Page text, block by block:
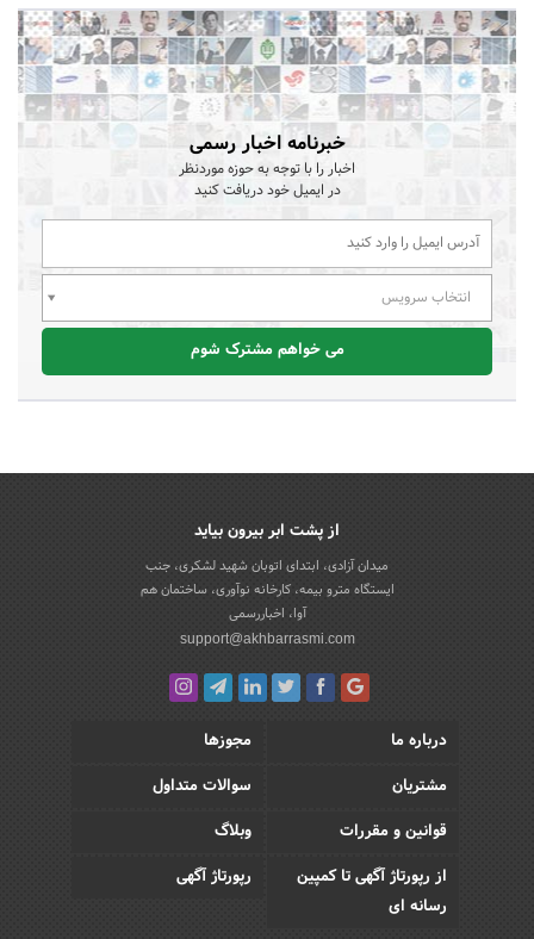
خبرنامه اخبار رسمی
اخبار را با توجه به حوزه موردنظر
در ایمیل خود دریافت کنید
انتخاب سرویس
می خواهم مشترک شوم
از پشت ابر بیرون بیاید
میدان آزادی، ابتدای اتوبان شهید لشکری، جنب
ایستگاه مترو بیمه، کارخانه نوآوری، ساختمان هم
آوا، اخباررسمی
support@akhbarrasmi.com
درباره ما
مجوزها
مشتریان
سوالات متداول
قوانین و مقررات
وبلاگ
از رپورتاژ آگهی تا کمپین
رسانه ای
رپورتاژ آگهی